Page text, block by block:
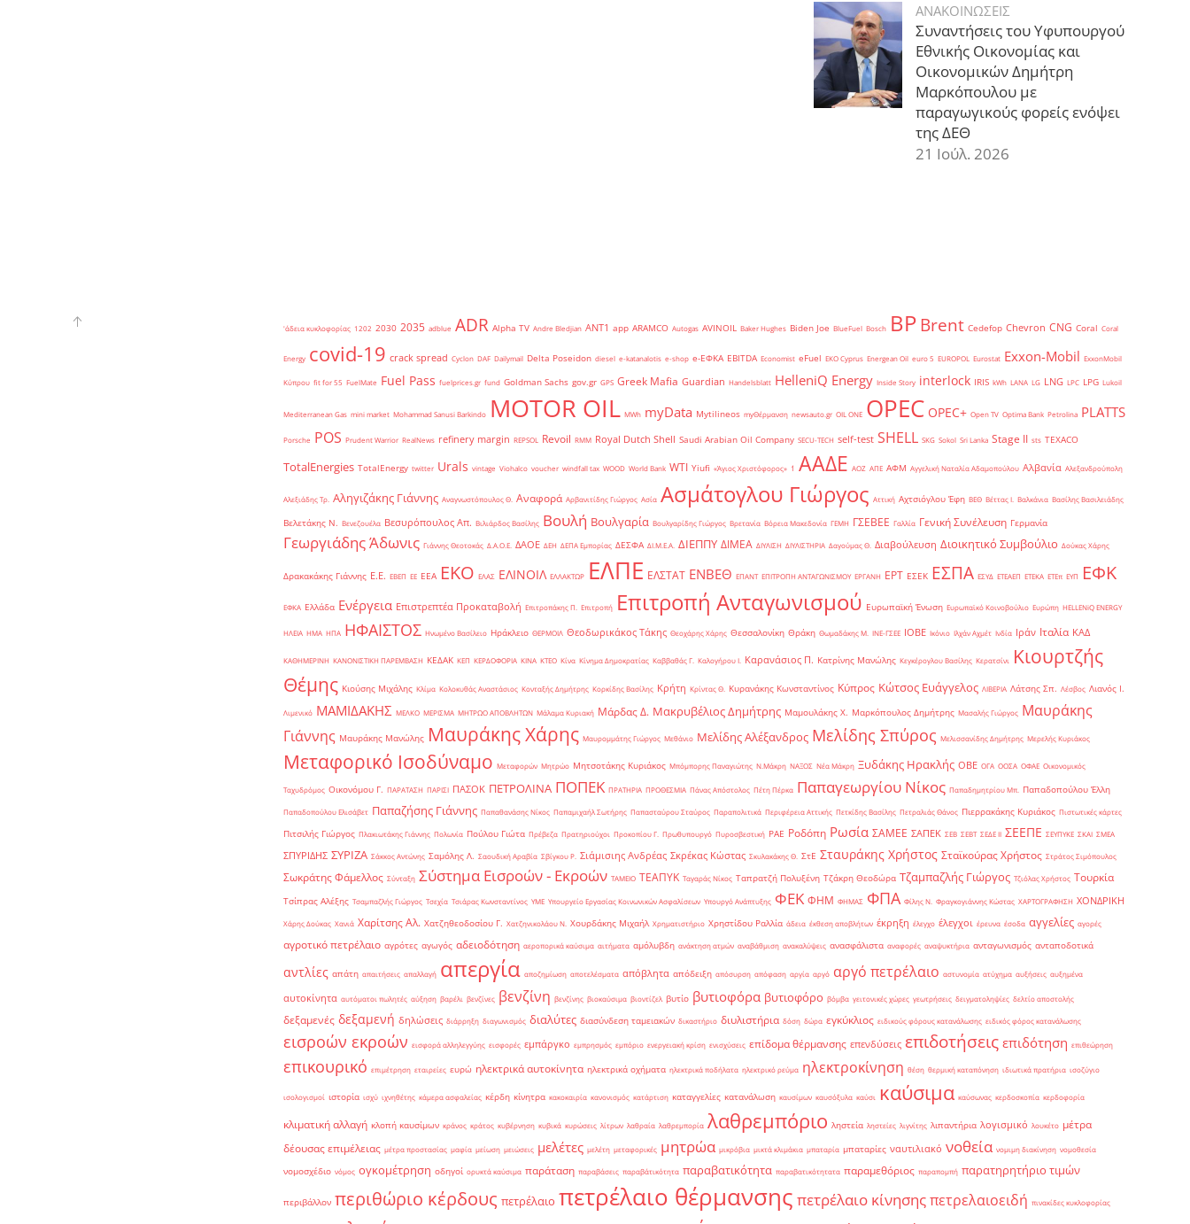
ΑΝΑΚΟΙΝΩΣΕΙΣ
Συναντήσεις του Υφυπουργού
Εθνικής Οικονομίας και
Οικονομικών Δημήτρη
Μαρκόπουλου με
παραγωγικούς φορείς ενόψει
της ΔΕΘ
21 Ιούλ. 2026
'άδεια κυκλοφορίας 1202 2030 2035 adblue ADR Alpha TV Andre Bledjian ANT1 app ARAMCO Autogas AVINOIL Baker Hughes Biden Joe BlueFuel Bosch BPBrent Cedefop Chevron CNG Coral Coral
Energy covid-19 crack spread Cyclon DAF Dailymail Delta Poseidon diesel e-katanalotis e-shop e-ΕΦΚΑ EBITDA Economist eFuel EKO Cyprus Energean Oil euro 5 EUROPOL Eurostat Exxon-Mobil ExxonMobil
Κύπρου fit for 55 FuelMate Fuel Pass fuelprices.gr fund Goldman Sachs gov.gr GPS Greek Mafia Guardian Handelsblatt HelleniQ Energy Inside Story interlock IRIS kWh LANA LG LNG LPC LPG Lukoil
Mediterranean Gas mini market Mohammad Sanusi Barkindo MOTOR OIL MWh myData Mytilineos myΘέρμανση newsauto.gr OIL ONE OPEC OPEC+ Open TV Optima Bank Petrolina PLATTS
Porsche POS Prudent Warrior RealNews refinery margin REPSOL Revoil RMM Royal Dutch Shell Saudi Arabian Oil Company SECU-TECH self-test SHELL SKG Sokol Sri Lanka Stage II sts TEXACO
TotalEnergies TotalEnergy twitter Urals vintage Viohalco voucher windfall tax WOOD World Bank WTI Yiufi «Άγιος Χριστόφορος» ΄1 ΑΑΔΕ ΑΟΖ ΑΠΕ ΑΦΜ Αγγελική Ναταλία Αδαμοπούλου Αλβανία Αλεξανδρούπολη
Αλεξιάδης Τρ. Αληγιζάκης Γιάννης Αναγνωστόπουλος Θ. Αναφορά Αρβανιτίδης Γιώργος Ασία Ασμάτογλου Γιώργος Αττική Αχτσιόγλου Έφη ΒΕΘ Βέττας Ι. Βαλκάνια Βασίλης Βασιλειάδης
Βελετάκης Ν. Βενεζουέλα Βεσυρόπουλος Απ. Βιλιάρδος Βασίλης Βουλή Βουλγαρία Βουλγαρίδης Γιώργος Βρετανία Βόρεια Μακεδονία ΓΕΜΗ ΓΣΕΒΕΕ Γαλλία Γενική Συνέλευση Γερμανία
Γεωργιάδης Άδωνις Γιάννης Θεοτοκάς Δ.Α.Ο.Ε. ΔΑΟΕ ΔΕΗ ΔΕΠΑ Εμπορίας ΔΕΣΦΑ ΔΙ.Μ.Ε.Α. ΔΙΕΠΠΥ ΔΙΜΕΑ ΔΙΥΛΙΣΗ ΔΙΥΛΙΣΤΗΡΙΑ Δαγούμας Θ. Διαβούλευση Διοικητικό Συμβούλιο Δούκας Χάρης
Δρακακάκης Γιάννης Ε.Ε. ΕΒΕΠ ΕΕ ΕΕΑ ΕΚΟ ΕΛΑΣ ΕΛΙΝΟΙΛ ΕΛΛΑΚΤΩΡ ΕΛΠΕ ΕΛΣΤΑΤ ΕΝΒΕΘ ΕΠΑΝΤ ΕΠΙΤΡΟΠΗ ΑΝΤΑΓΩΝΙΣΜΟΥ ΕΡΓΑΝΗ ΕΡΤ ΕΣΕΚ ΕΣΠΑ ΕΣΥΔ ΕΤΕΑΕΠ ΕΤΕΚΑ ΕΤΕπ ΕΥΠ ΕΦΚ
ΕΦΚΑ Ελλάδα Ενέργεια Επιστρεπτέα Προκαταβολή Επιτροπάκης Π. Επιτροπή Επιτροπή Ανταγωνισμού Ευρωπαϊκή Ένωση Ευρωπαϊκό Κοινοβούλιο Ευρώπη ΗELLENiQ ENERGY
ΗΛΕΙΑ ΗΜΑ ΗΠΑ ΗΦΑΙΣΤΟΣ Ηνωμένο Βασίλειο Ηράκλειο ΘΕΡΜΟΙΛ Θεοδωρικάκος Τάκης Θεοχάρης Χάρης Θεσσαλονίκη Θράκη Θωμαδάκης Μ. ΙΝΕ-ΓΣΕΕ ΙΟΒΕ Ικόνιο Ιλχάν Αχμέτ Ινδία Ιράν Ιταλία ΚΑΔ
ΚΑΘΗΜΕΡΙΝΗ ΚΑΝΟΝΙΣΤΙΚΗ ΠΑΡΕΜΒΑΣΗ ΚΕΔΑΚ ΚΕΠ ΚΕΡΔΟΦΟΡΙΑ ΚΙΝΑ ΚΤΕΟ Κίνα Κίνημα Δημοκρατίας Καββαθάς Γ. Καλογήρου Ι. Καρανάσιος Π. Κατρίνης Μανώλης Κεγκέρογλου Βασίλης Κερατσίνι
Κιουρτζής
Θέμης Κιούσης Μιχάλης Κλίμα Κολοκυθάς Αναστάσιος Κονταξής Δημήτρης Κορκίδης Βασίλης Κρήτη Κρίντας Θ. Κυρανάκης Κωνσταντίνος Κύπρος Κώτσος Ευάγγελος ΛΙΒΕΡΙΑ Λάτσης Σπ. Λέσβος Λιανός Ι.
Λιμενικό ΜΑΜΙΔΑΚΗΣ ΜΕΛΚΟ ΜΕΡΙΣΜΑ ΜΗΤΡΩΟ ΑΠΟΒΛΗΤΩΝ Μάλαμα Κυριακή Μάρδας Δ. Μακρυβέλιος Δημήτρης Μαμουλάκης Χ. Μαρκόπουλος Δημήτρης Μασαλής Γιώργος Μαυράκης
Γιάννης Μαυράκης Μανώλης Μαυράκης Χάρης Μαυρομμάτης Γιώργος Μεθάνιο Μελίδης Αλέξανδρος Μελίδης Σπύρος Μελισσανίδης Δημήτρης Μερελής Κυριάκος
Μεταφορικό Ισοδύναμο Μεταφορών Μητρώο Μητσοτάκης Κυριάκος Μπόμπορης Παναγιώτης Ν.Μάκρη ΝΑΞΟΣ Νέα Μάκρη Ξυδάκης Ηρακλής ΟΒΕ ΟΓΑ ΟΟΣΑ ΟΦΑΕ Οικονομικός
Ταχυδρόμος Οικονόμου Γ. ΠΑΡΑΤΑΣΗ ΠΑΡΙΣΙ ΠΑΣΟΚ ΠΕΤΡΟΛΙΝΑ ΠΟΠΕΚ ΠΡΑΤΗΡΙΑ ΠΡΟΘΕΣΜΙΑ Πάνας Απόστολος Πέτη Πέρκα Παπαγεωργίου Νίκος Παπαδημητρίου Μπ. Παπαδοπούλου Έλλη
Παπαδοπούλου Ελισάβετ Παπαζήσης Γιάννης Παπαθανάσης Νίκος Παπαμιχαήλ Σωτήρης Παπασταύρου Σταύρος Παραπολιτικά Περιφέρεια Αττικής Πετκίδης Βασίλης Πετραλιάς Θάνος Πιερρακάκης Κυριάκος Πιστωτικές κάρτες
Πιτσιλής Γιώργος Πλακιωτάκης Γιάννης Πολωνία Πούλου Γιώτα Πρέβεζα Πρατηριούχοι Προκοπίου Γ. Πρωθυπουργό Πυροσβεστική ΡΑΕ Ροδόπη Ρωσία ΣΑΜΕΕ ΣΑΠΕΚ ΣΕΒ ΣΕΒΤ ΣΕΔΕ ΙΙ ΣΕΕΠΕ ΣΕΥΠΥΚΕ ΣΚΑΙ ΣΜΕΑ
ΣΠΥΡΙΔΗΣ ΣΥΡΙΖΑ Σάκκος Αντώνης Σαμόλης Λ. Σαουδική Αραβία Σβίγκου Ρ. Σιάμισιης Ανδρέας Σκρέκας Κώστας Σκυλακάκης Θ. ΣτΕ Σταυράκης Χρήστος Σταϊκούρας Χρήστος Στράτος Σιμόπουλος
Σωκράτης Φάμελλος Σύνταξη Σύστημα Εισροών - Εκροών ΤΑΜΕΙΟ ΤΕΑΠΥΚ Ταγαράς Νίκος Ταπρατζή Πολυξένη Τζάκρη Θεοδώρα Τζαμπαζλής Γιώργος Τζιόλας Χρήστος Τουρκία
Τσίπρας Αλέξης Τσαμπαζλής Γιώργος Τσεχία Τσιάρας Κωνσταντίνος ΥΜΕ Υπουργείο Εργασίας Κοινωνικών Ασφαλίσεων Υπουργό Ανάπτυξης ΦΕΚ ΦΗΜ ΦΗΜΑΣ ΦΠΑ Φίλης Ν. Φραγκογιάννης Κώστας ΧΑΡΤΟΓΡΑΦΗΣΗ ΧΟΝΔΡΙΚΗ
Χάρης Δούκας Χανιά Χαρίτσης Αλ. Χατζηθεοδοσίου Γ. Χατζηνικολάου Ν. Χουρδάκης Μιχαήλ Χρηματιστήριο Χρηστίδου Ραλλία άδεια έκθεση αποβλήτων έκρηξη έλεγχο έλεγχοι έρευνα έσοδα αγγελίες αγορές
αγροτικό πετρέλαιο αγρότες αγωγός αδειοδότηση αεροπορικά καύσιμα αιτήματα αμόλυβδη ανάκτηση ατμών αναβάθμιση ανακαλύψεις ανασφάλιστα αναφορές αναψυκτήρια ανταγωνισμός ανταποδοτικά
αντλίες απάτη απαιτήσεις απαλλαγή απεργία αποζημίωση αποτελέσματα απόβλητα απόδειξη απόσυρση απόφαση αργία αργό αργό πετρέλαιο αστυνομία ατύχημα αυξήσεις αυξημένα
αυτοκίνητα αυτόματοι πωλητές αύξηση βαρέλι βενζίνες βενζίνη βενζίνης βιοκαύσιμα βιοντίζελ βυτίο βυτιοφόρα βυτιοφόρο βόμβα γειτονικές χώρες γεωτρήσεις δειγματοληψίες δελτίο αποστολής
δεξαμενές δεξαμενή δηλώσεις διάρρηξη διαγωνισμός διαλύτες διασύνδεση ταμειακών δικαστήριο διυλιστήρια δόση δώρα εγκύκλιος ειδικούς φόρους κατανάλωσης ειδικός φόρος κατανάλωσης
εισροών εκροών εισφορά αλληλεγγύης εισφορές εμπάργκο εμπρησμός εμπόριο ενεργειακή κρίση ενισχύσεις επίδομα θέρμανσης επενδύσεις επιδοτήσεις επιδότηση επιθεώρηση
επικουρικό επιμέτρηση εταιρείες ευρώ ηλεκτρικά αυτοκίνητα ηλεκτρικά οχήματα ηλεκτρικά ποδήλατα ηλεκτρικό ρεύμα ηλεκτροκίνηση θέση θερμική καταπόνηση ιδιωτικά πρατήρια ισοζύγιο
ισολογισμοί ιστορία ισχύ ιχνηθέτης κάμερα ασφαλείας κέρδη κίνητρα κακοκαιρία κανονισμός κατάρτιση καταγγελίες κατανάλωση καυσίμων καυσόξυλα καύσι καύσιμα καύσωνας κερδοσκοπία κερδοφορία
κλιματική αλλαγή κλοπή καυσίμων κράνος κράτος κυβέρνηση κυβικά κυρώσεις λίτρων λαθραία λαθρεμπορία λαθρεμπόριο ληστεία ληστείες λιγνίτης λιπαντήρια λογισμικό λουκέτο μέτρα
δέουσας επιμέλειας μέτρα προστασίας μαφία μείωση μειώσεις μελέτες μελέτη μεταφορικές μητρώα μικρόβια μικτά κλιμάκια μπαταρία μπαταρίες ναυτιλιακό νοθεία νομιμη διακίνηση νομοθεσία
νομοσχέδιο νόμος ογκομέτρηση οδηγοί ορυκτά καύσιμα παράταση παραβάσεις παραβάτικότητα παραβατικότητα παραβατικότητατα παραμεθόριος παραπομπή παρατηρητήριο τιμών
περιβάλλον περιθώριο κέρδους πετρέλαιο πετρέλαιο θέρμανσης πετρέλαιο κίνησηςπετρελαιοειδή πινακίδες κυκλοφορίας